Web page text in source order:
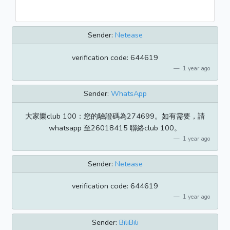
Sender: Netease
verification code: 644619
1 year ago
Sender: WhatsApp
大家樂club 100：您的驗證碼為274699。如有需要，請
whatsapp 至26018415 聯絡club 100。
1 year ago
Sender: Netease
verification code: 644619
1 year ago
Sender: BiliBili